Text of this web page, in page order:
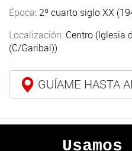
Época: 2º cuarto siglo XX
Localización: Centro (Iglesia
(C/Garibai))
GUÍAME HASTA